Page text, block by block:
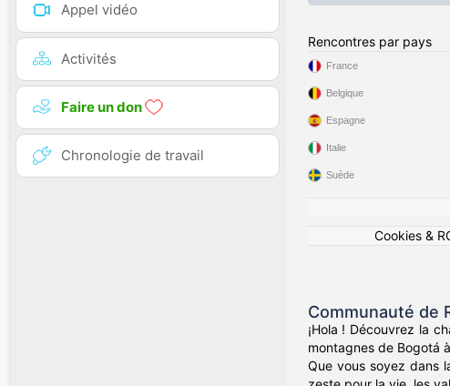
Appel vidéo
Activités
Faire un don
Chronologie de travail
Rencontres par pays
France
Belgique
Espagne
Italie
Suède
Cookies &
Communauté de
¡Hola ! Découvrez la
montagnes de Bogotá
Que vous soyez dans